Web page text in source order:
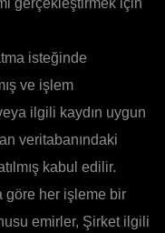
isteğinde
ve işlem
ilgili kaydın uygun
veritabanındaki
kabul edilir.
göre her işleme bir
emirler, Şirket ilgili